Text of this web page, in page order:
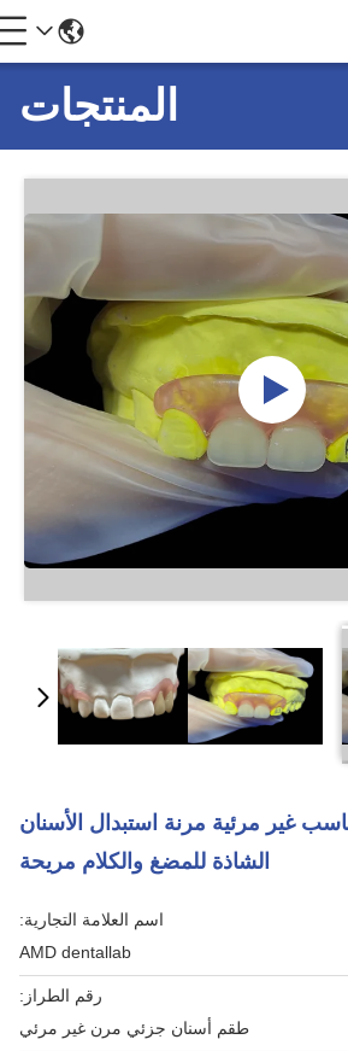
المنتجات
غير مرئية مرنة استبدال الأسنان
الشاذة للمضغ والكلام مريحة
اسم العلامة التجارية:
AMD dentallab
رقم الطراز:
طقم أسنان جزئي مرن غير مرئي